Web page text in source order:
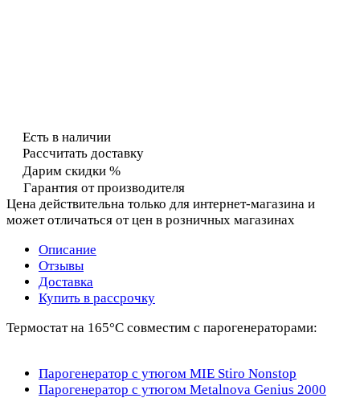
Есть в наличии
Рассчитать доставку
Дарим скидки %
Гарантия от производителя
Цена действительна только для интернет-магазина и
может отличаться от цен в розничных магазинах
Описание
Отзывы
Доставка
Купить в рассрочку
Термостат на 165°C совместим с парогенераторами:
Парогенератор с утюгом MIE Stiro Nonstop
Парогенератор с утюгом Metalnova Genius 2000